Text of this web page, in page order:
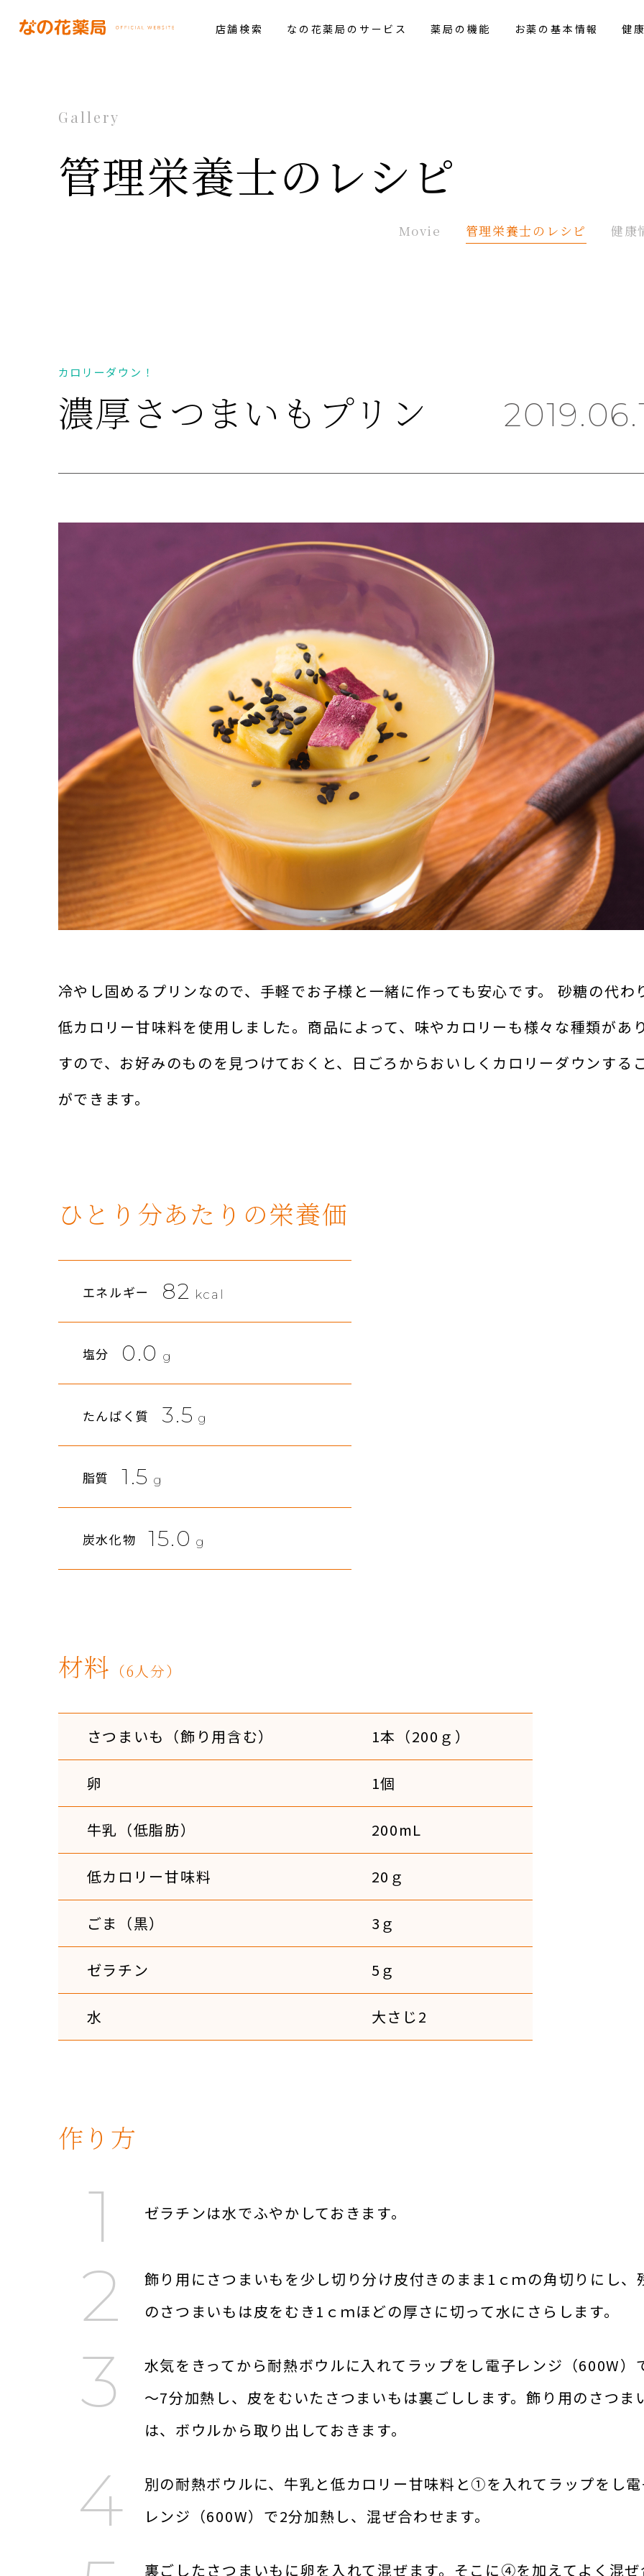
店舗検索 なの花薬局のサービス 薬局の機能 お薬の基本情報 健
Gallery
管理栄養士の レシピ
Movie 管理栄養士の レシピ 健康
カロリーダウン！
濃厚さつまいもプリン
冷やし固めるプリンなので、手軽でお子様と一緒に作っても安心です。 砂糖の代わ
低カロリー甘味料を使用しました。商品によって、味やカロリーも様々な種類があ
すので、お好みのものを見つけておくと、日ごろからおいしくカロリーダウンする
ができます。
ひとり分あたりの栄養価
エネルギー 82 kcal
塩分 0.0 g
たんぱく質 3.5 g
脂質 1.5 g
炭水化物 15.0 g
材料 （6人分）
さつまいも（飾り用含む） 1本（200ｇ）
卵 1個
牛乳（低脂肪） 200mL
低カロリー甘味料 20ｇ
ごま（黒） 3ｇ
ゼラチン 5ｇ
水 大さじ2
作り方
ゼラチンは水でふやかしておきます。
飾り用にさつまいもを少し切り分け皮付きのまま1ｃｍの角切りにし、
のさつまいもは皮をむき1ｃｍほどの厚さに切って水にさらします。
水気をきってから耐熱ボウルに入れてラップをし電子レンジ（600W）
～7分加熱し、皮をむいたさつまいもは裏ごしします。飾り用のさつま
は、ボウルから取り出しておきます。
別の耐熱ボウルに、牛乳と低カロリー甘味料と①を入れてラップをし
レンジ（600W）で2分加熱し、混ぜ合わせます。
裏ごしたさつまいもに卵を入れて混ぜます。そこに④を加えてよく混ぜ